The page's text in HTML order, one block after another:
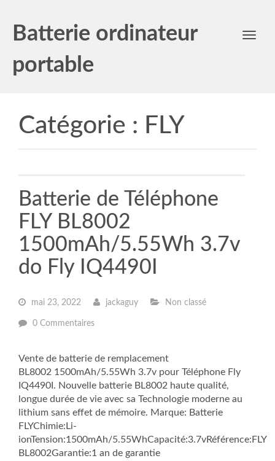
Batterie ordinateur
portable
Toggle
Catégorie : FLY
Batterie de Téléphone
FLY BL8002
1500mAh/5.55Wh 3.7v
do Fly IQ4490I
mai 23, 2022 jackaguy Non classé
0 Commentaires
Vente de batterie de remplacement
BL8002 1500mAh/5.55Wh 3.7v pour Téléphone Fly
IQ4490I. Nouvelle batterie BL8002 haute qualité,
longue durée de vie avec sa Technologie moderne au
lithium sans effet de mémoire. Marque: Batterie
FLYChimie:Li-
ionTension:1500mAh/5.55WhCapacité:3.7vRéférence:FLY
BL8002Garantie:1 an de garantie